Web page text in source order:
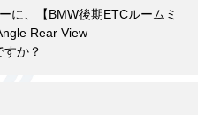
に、【BMW後期ETCルームミ
Rear View
か？